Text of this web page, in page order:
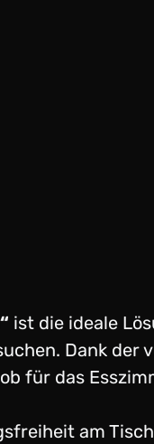
ist die ideale
Dank
für das
am